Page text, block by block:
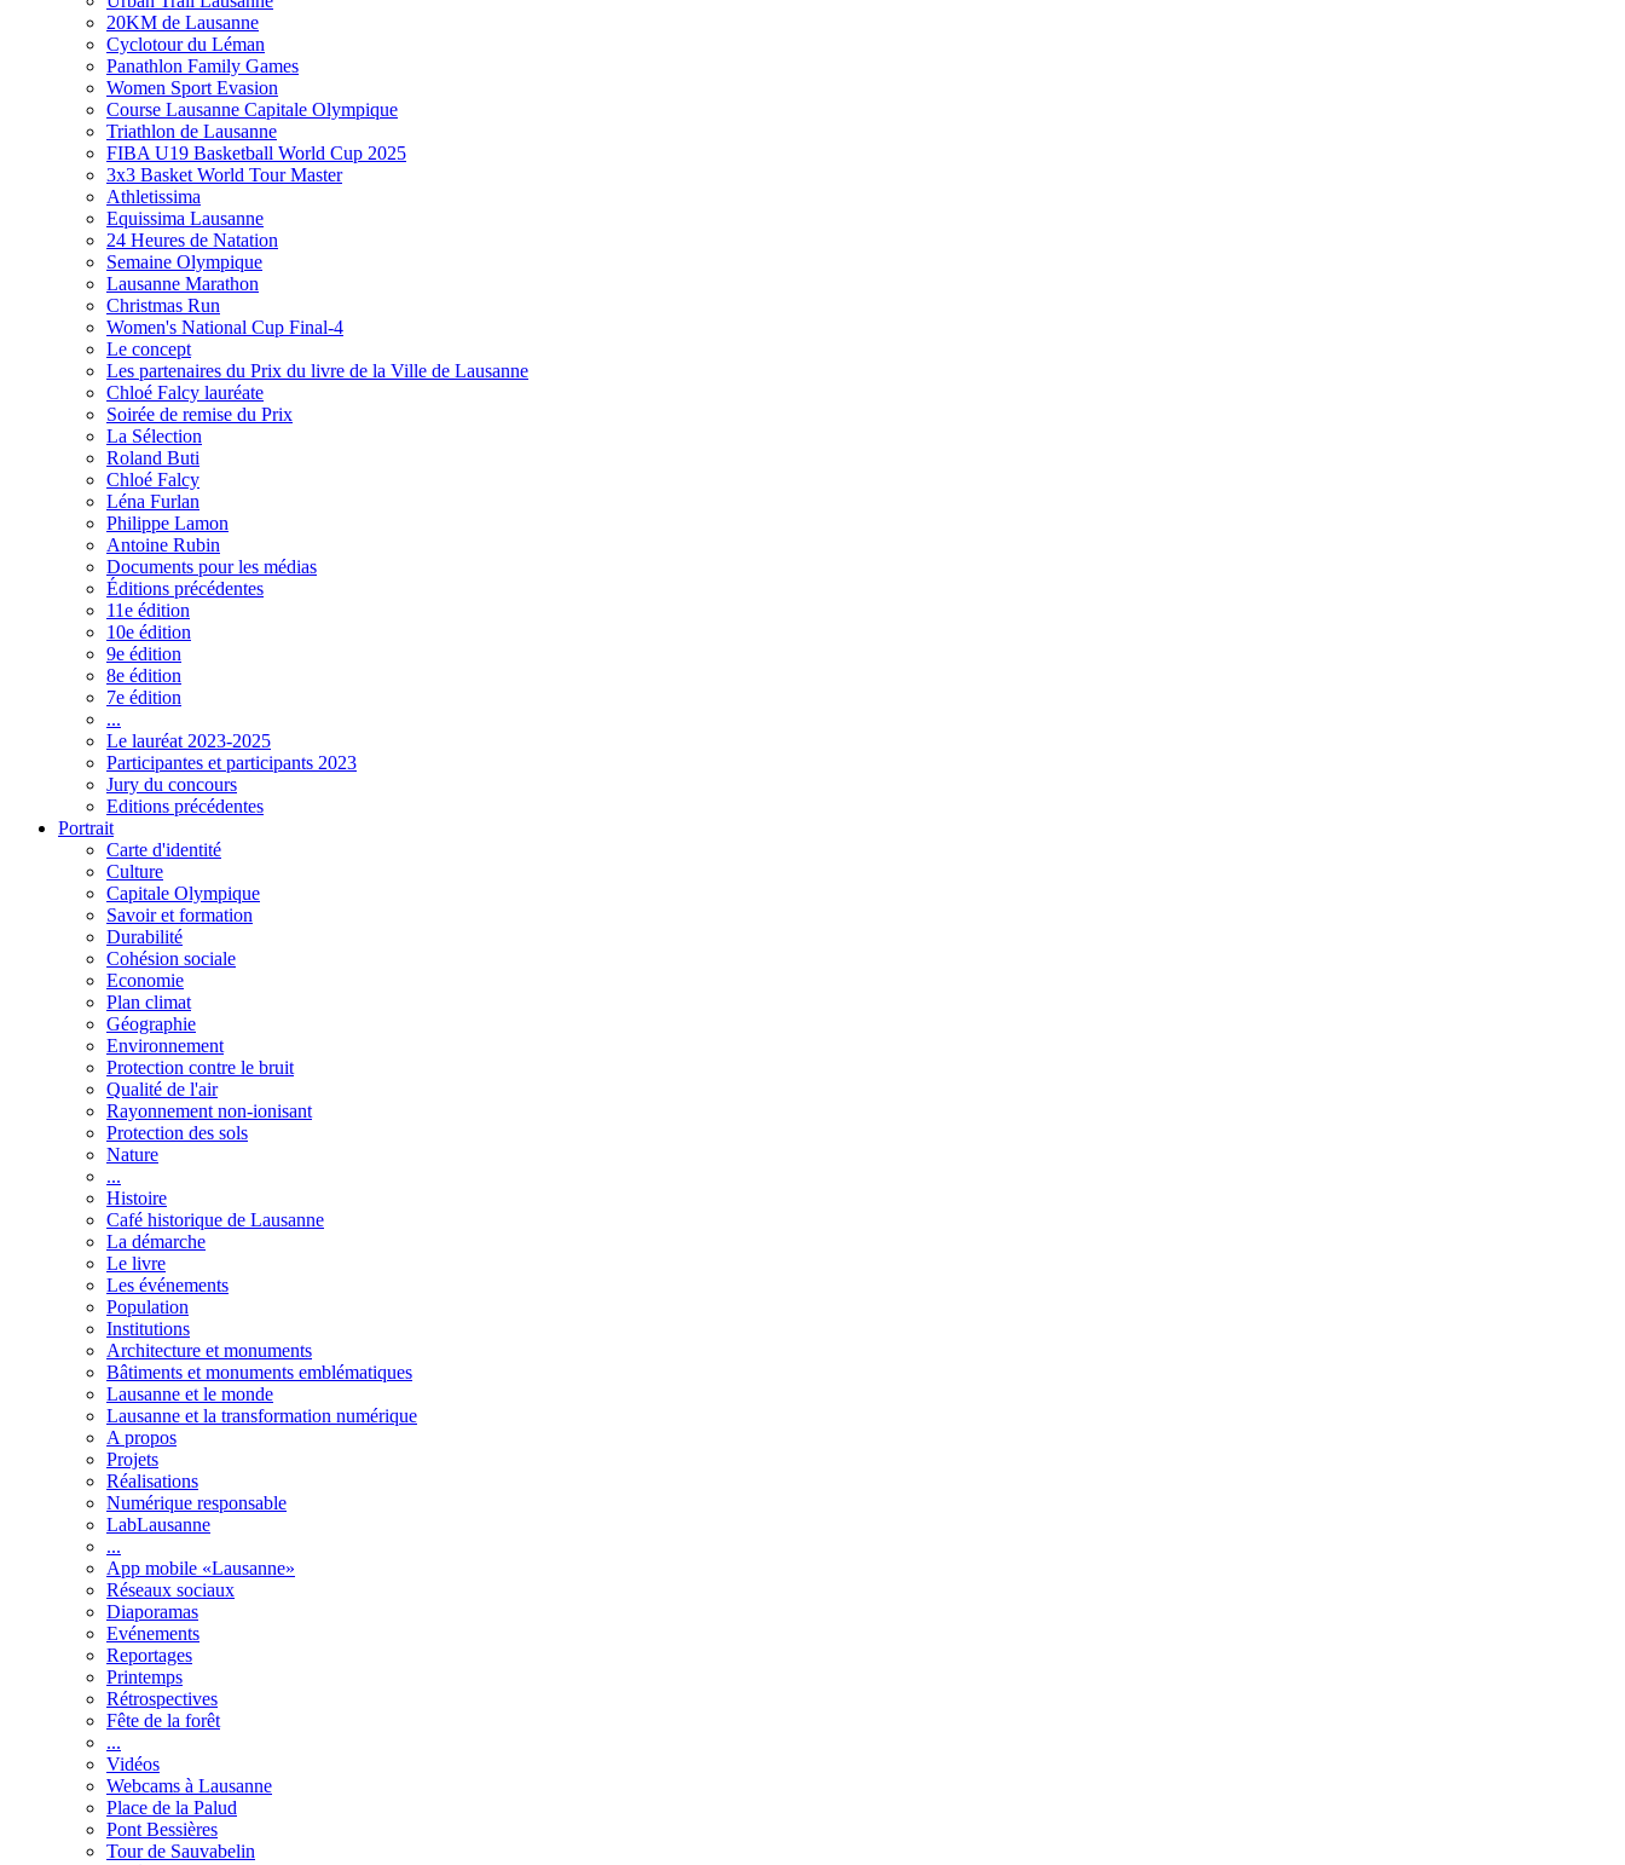
20KM de Lausanne
Cyclotour du Léman
Panathlon Family Games
Women Sport Evasion
Course Lausanne Capitale Olympique
Triathlon de Lausanne
FIBA U19 Basketball World Cup 2025
3x3 Basket World Tour Master
Athletissima
Equissima Lausanne
24 Heures de Natation
Semaine Olympique
Lausanne Marathon
Christmas Run
Women's National Cup Final-4
Le concept
Les partenaires du Prix du livre de la Ville de Lausanne
Chloé Falcy lauréate
Soirée de remise du Prix
La Sélection
Roland Buti
Chloé Falcy
Léna Furlan
Philippe Lamon
Antoine Rubin
Documents pour les médias
Éditions précédentes
11e édition
10e édition
9e édition
8e édition
7e édition
...
Le lauréat 2023-2025
Participantes et participants 2023
Jury du concours
Editions précédentes
Portrait
Carte d'identité
Culture
Capitale Olympique
Savoir et formation
Durabilité
Cohésion sociale
Economie
Plan climat
Géographie
Environnement
Protection contre le bruit
Qualité de l'air
Rayonnement non-ionisant
Protection des sols
Nature
...
Histoire
Café historique de Lausanne
La démarche
Le livre
Les événements
Population
Institutions
Architecture et monuments
Bâtiments et monuments emblématiques
Lausanne et le monde
Lausanne et la transformation numérique
A propos
Projets
Réalisations
Numérique responsable
LabLausanne
...
App mobile «Lausanne»
Réseaux sociaux
Diaporamas
Evénements
Reportages
Printemps
Rétrospectives
Fête de la forêt
...
Vidéos
Webcams à Lausanne
Place de la Palud
Pont Bessières
Tour de Sauvabelin